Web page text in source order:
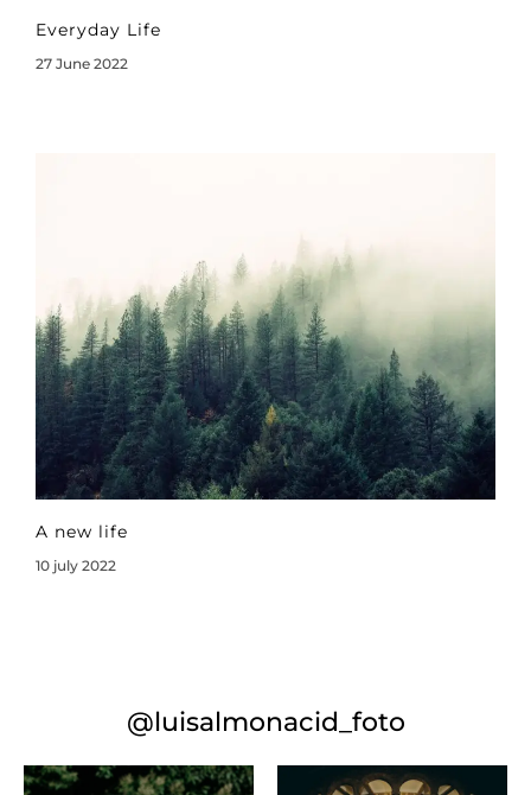
Everyday Life
27 June 2022
A new life
10 july 2022
@luisalmonacid_foto